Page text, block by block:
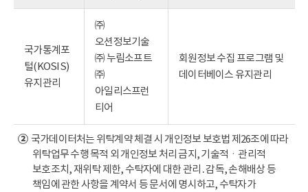
국가통계포
털(KOSIS)
유지관리
㈜
오션정보기술
㈜ 누림소프트
㈜
아일리스프런
티어
회원정보 수집 프로그램 및
데이터베이스 유지관리
②국가데이터처는 위탁계약 체결 시 개인정보 보호법 제26조에 따라
위탁업무 수행 목적 외 개인정보 처리 금지, 기술적ㆍ관리적
보호조치, 재위탁 제한, 수탁자에 대한 관리․감독, 손해배상 등
책임에 관한 사항을 계약서 등 문서에 명시하고, 수탁자가